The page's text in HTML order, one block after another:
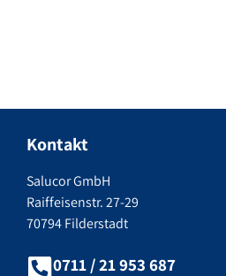
Kontakt
Salucor GmbH
Raiffeisenstr. 27-29
70794 Filderstadt
0711 / 21 953 687